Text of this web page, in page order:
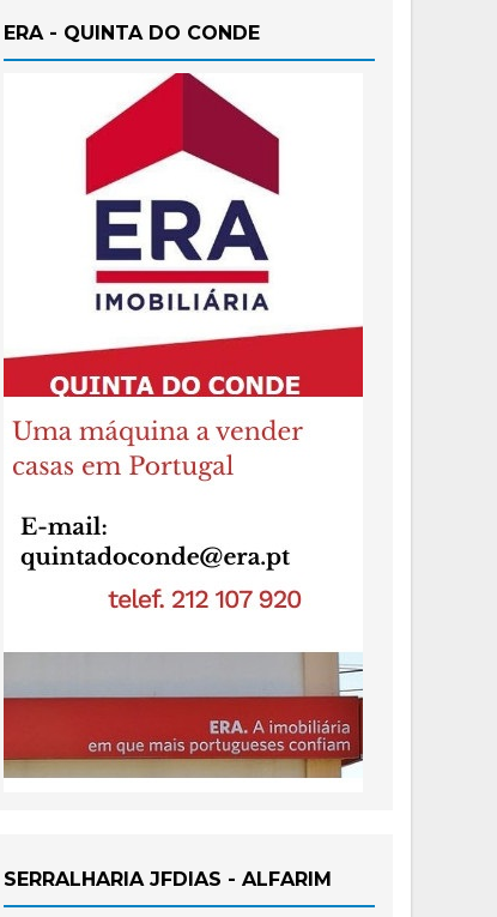
ERA - QUINTA DO CONDE
SERRALHARIA JFDIAS - ALFARIM